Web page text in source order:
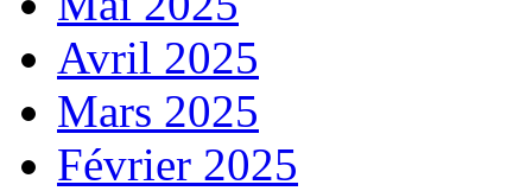
Avril 2025
Mars 2025
Février 2025